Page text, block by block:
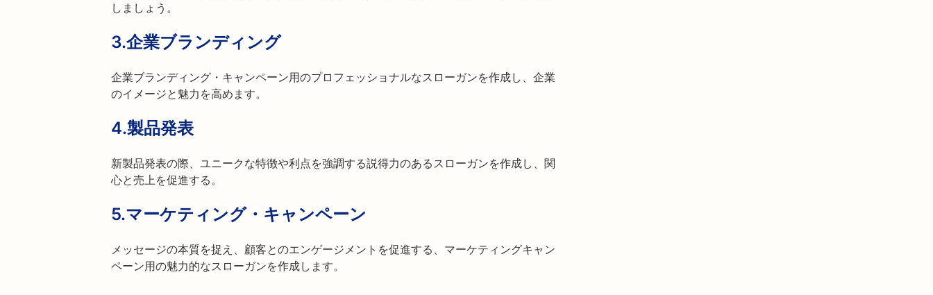
しましょう。
3.企業ブランディング
企業ブランディング・キャンペーン用のプロフェッショナルなスローガンを作成し、企業
のイメージと魅力を高めます。
4.製品発表
新製品発表の際、ユニークな特徴や利点を強調する説得力のあるスローガンを作成し、関
心と売上を促進する。
5.マーケティング・キャンペーン
メッセージの本質を捉え、顧客とのエンゲージメントを促進する、マーケティングキャン
ペーン用の魅力的なスローガンを作成します。